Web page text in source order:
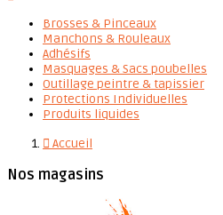
Brosses & Pinceaux
Manchons & Rouleaux
Adhésifs
Masquages & Sacs poubelles
Outillage peintre & tapissier
Protections Individuelles
Produits liquides
 Accueil
Nos magasins